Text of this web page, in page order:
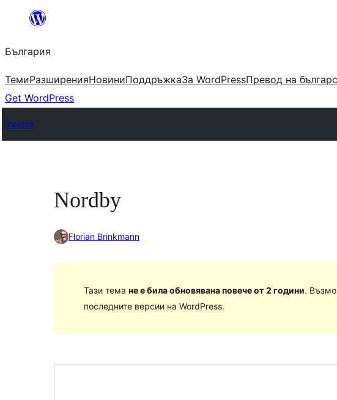
България
ТемиРазширенияНовиниПоддръжкаЗа WordPressПревод на
Get WordPress
Themes
Nordby
Florian Brinkmann
Тази тема не е била обновявана повече от 2 години.
последните версии на WordPress.